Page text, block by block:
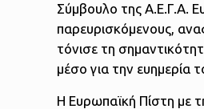
Σύμβουλο της Α.Ε.Γ.Α.
παρευρισκόμενους,
τόνισε τη
μέσο για την
Η Ευρωπαϊκή Πίστη με